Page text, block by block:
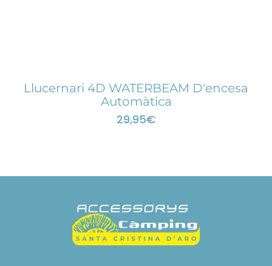
Llucernari 4D WATERBEAM D'encesa
Automàtica
29,95€